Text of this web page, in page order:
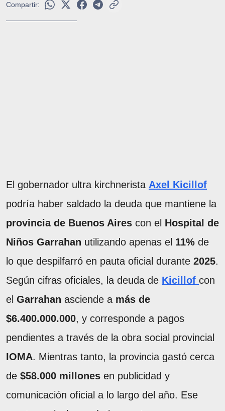
Compartir:
El gobernador ultra kirchnerista Axel Kicillof
podría haber saldado la deuda que mantiene la
provincia de Buenos Aires con el Hospital de
Niños Garrahan utilizando apenas el 11% de
lo que despilfarró en pauta oficial durante 2025.
Según cifras oficiales, la deuda de Kicillof con
el Garrahan asciende a más de
$6.400.000.000, y corresponde a pagos
pendientes a través de la obra social provincial
IOMA. Mientras tanto, la provincia gastó cerca
de $58.000 millones en publicidad y
comunicación oficial a lo largo del año. Ese